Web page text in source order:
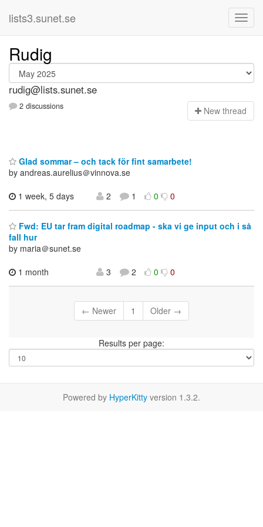
lists3.sunet.se
Rudig
rudig@lists.sunet.se
2 discussions New thread
Glad sommar – och tack för fint samarbete!
by andreas.aurelius＠vinnova.se
1 week, 5 days
2 1 0 0
Fwd: EU tar fram digital roadmap - ska vi ge input och i så
fall hur
by maria＠sunet.se
1 month
3 2 0 0
← Newer 1 Older →
Results per page:
Powered by HyperKitty version 1.3.2.